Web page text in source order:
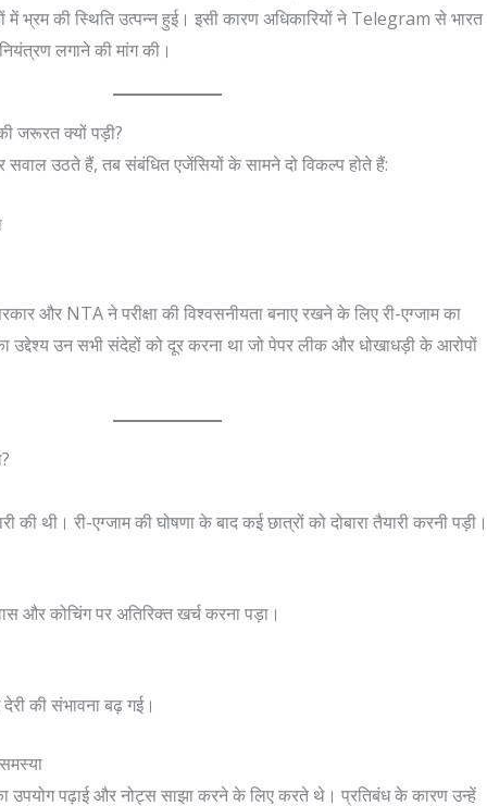
में भ्रम की स्थिति उत्पन्न हुई। इसी कारण अधिकारियों ने Telegram से भारत
लगाने की मांग की।
जरूरत क्यों पड़ी?
पर सवाल उठते हैं, तब संबंधित एजेंसियों के सामने दो विकल्प होते हैं:
और NTA ने परीक्षा की विश्वसनीयता बनाए रखने के लिए री-एग्जाम का
उद्देश्य उन सभी संदेहों को दूर करना था जो पेपर लीक और धोखाधड़ी के आरोपों
की थी। री-एग्जाम की घोषणा के बाद कई छात्रों को दोबारा तैयारी करनी पड़ी।
और कोचिंग पर अतिरिक्त खर्च करना पड़ा।
की संभावना बढ़ गई।
पढ़ाई और नोट्स साझा करने के लिए करते थे। प्रतिबंध के कारण उन्हें